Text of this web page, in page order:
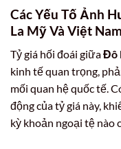
Các Yếu Tố Ảnh
La Mỹ Và Việt
Tỷ giá hối đoái giữaĐô
kinh tế quan trọng,
mối quan hệ quốc tế.
động của tỷ giá này,
kỳ khoản ngoại tệ nào